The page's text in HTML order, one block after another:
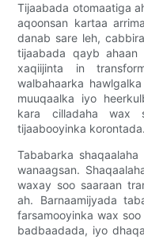
Tijaabada otomaatiga
aqoonsan kartaa
danab sare leh,
tijaabada qayb
xaqiijinta in
walbahaarka
muuqaalka iyo
kara cilladaha wax
tijaabooyinka korontada.
Tababarka
wanaagsan.
waxay soo saaraan
ah. Barnaamijyada
farsamooyinka wax
badbaadada, iyo